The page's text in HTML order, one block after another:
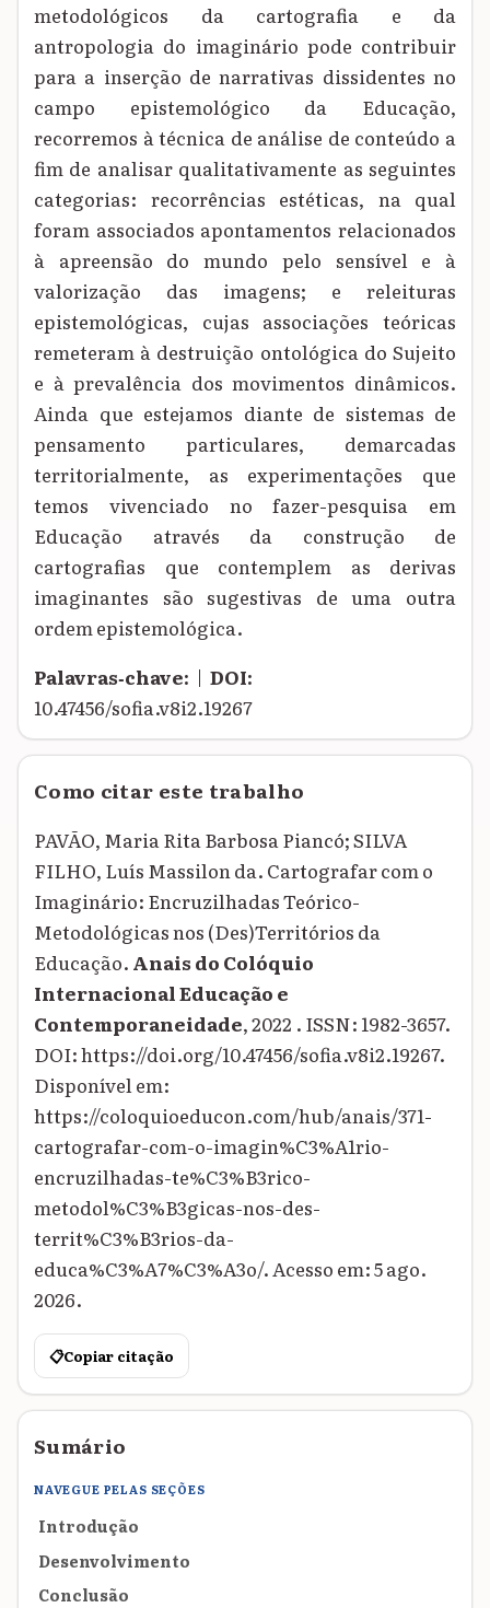
metodológicos da cartografia e da
antropologia do imaginário pode contribuir
para a inserção de narrativas dissidentes no
campo epistemológico da Educação,
recorremos à técnica de análise de conteúdo a
fim de analisar qualitativamente as seguintes
categorias: recorrências estéticas, na qual
foram associados apontamentos relacionados
à apreensão do mundo pelo sensível e à
valorização das imagens; e releituras
epistemológicas, cujas associações teóricas
remeteram à destruição ontológica do Sujeito
e à prevalência dos movimentos dinâmicos.
Ainda que estejamos diante de sistemas de
pensamento particulares, demarcadas
territorialmente, as experimentações que
temos vivenciado no fazer-pesquisa em
Educação através da construção de
cartografias que contemplem as derivas
imaginantes são sugestivas de uma outra
ordem epistemológica.
Palavras‑chave: | DOI:
10.47456/sofia.v8i2.19267
Como citar este trabalho
PAVÃO, Maria Rita Barbosa Piancó; SILVA
FILHO, Luís Massilon da. Cartografar com o
Imaginário: Encruzilhadas Teórico-
Metodológicas nos (Des)Territórios da
Educação. Anais do Colóquio
Internacional Educação e
Contemporaneidade, 2022 . ISSN: 1982-3657.
DOI: https://doi.org/10.47456/sofia.v8i2.19267.
Disponível em:
https://coloquioeducon.com/hub/anais/371-
cartografar-com-o-imagin%C3%A1rio-
encruzilhadas-te%C3%B3rico-
metodol%C3%B3gicas-nos-des-
territ%C3%B3rios-da-
educa%C3%A7%C3%A3o/. Acesso em: 5 ago.
2026.
📋Copiar citação
Sumário
NAVEGUE PELAS SEÇÕES
Introdução
Desenvolvimento
Conclusão